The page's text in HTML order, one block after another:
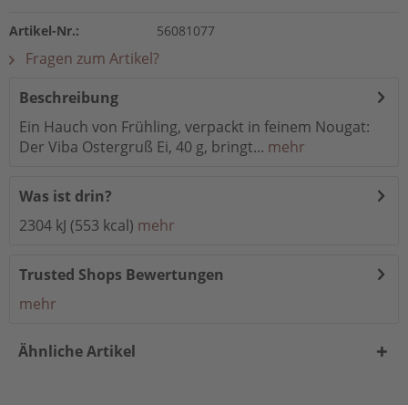
Artikel-Nr.: 56081077
Fragen zum Artikel?
Beschreibung
Ein Hauch von Frühling, verpackt in feinem Nougat:
Der Viba Ostergruß Ei, 40 g, bringt... mehr
Was ist drin?
2304 kJ (553 kcal) mehr
Trusted Shops Bewertungen
mehr
Ähnliche Artikel